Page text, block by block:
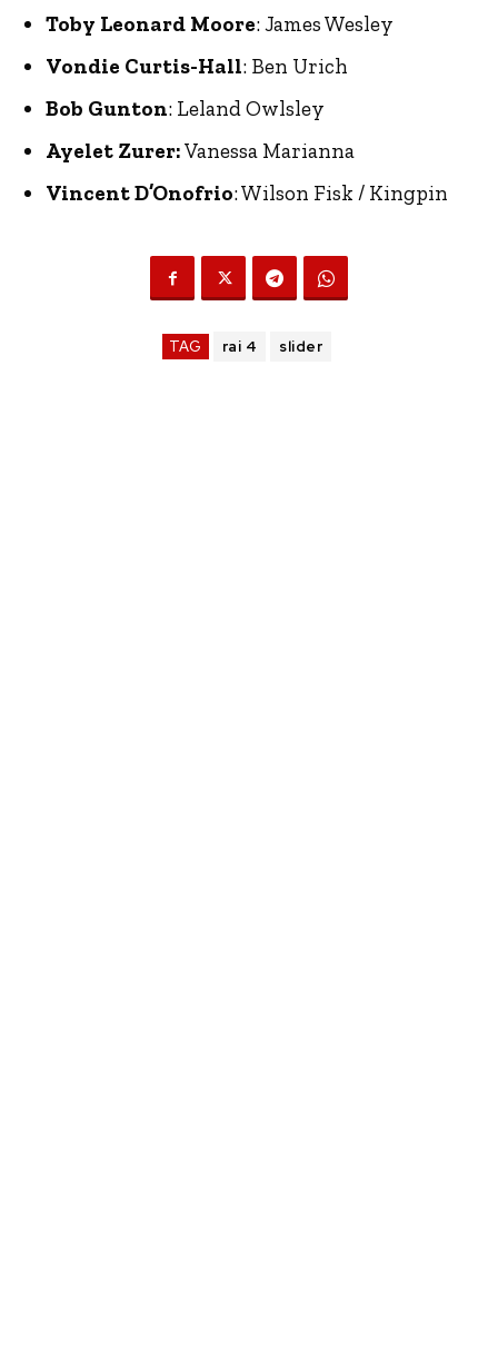
Toby Leonard Moore: James Wesley
Vondie Curtis-Hall: Ben Urich
Bob Gunton: Leland Owlsley
Ayelet Zurer:Vanessa Marianna
Vincent D’Onofrio: Wilson Fisk / Kingpin
TAG rai 4 slider